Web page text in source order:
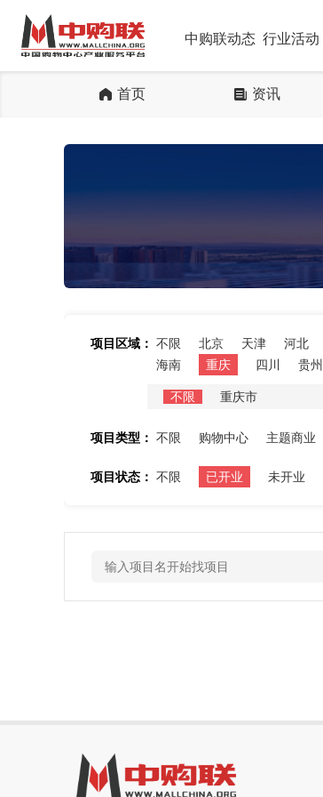
中购联动态 行业活动
首页 资讯
项目区域： 不限 北京 天津 河北
海南
重庆 四川 贵州
不限 重庆市
项目类型： 不限 购物中心 主题商业
项目状态： 不限 已开业 未开业